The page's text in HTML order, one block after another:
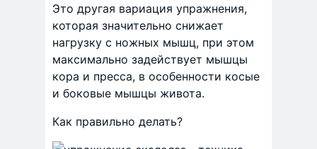
Это другая вариация упражнения,
которая значительно снижает
нагрузку с ножных мышц, при этом
максимально задействует мышцы
кора и пресса, в особенности косые
и боковые мышцы живота.
Как правильно делать?